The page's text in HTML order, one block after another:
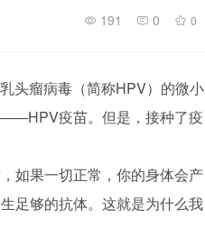
191 0 0
头瘤病毒（简称HPV）的微小
——HPV疫苗。但是，接种了疫
如果一切正常，你的身体会产
足够的抗体。这就是为什么我